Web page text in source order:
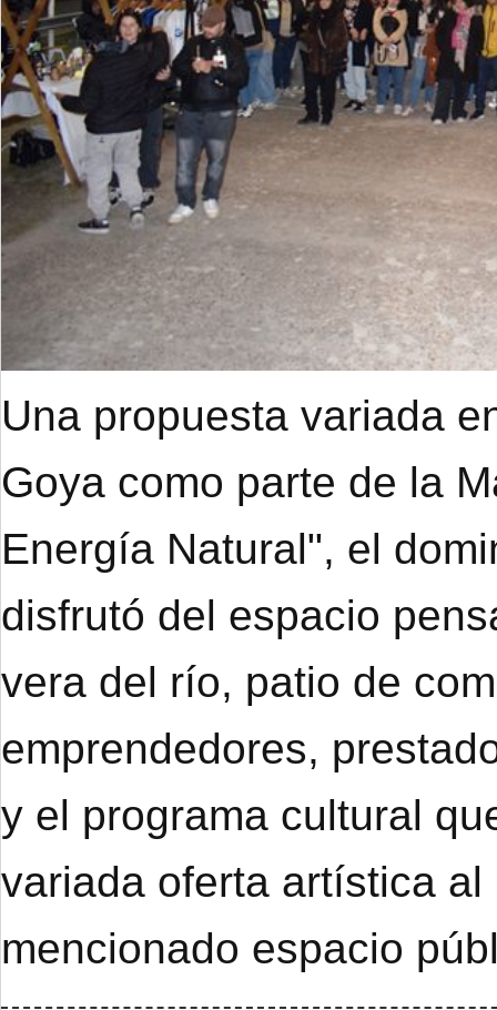
Una propuesta variada
Goya como parte de la
Energía Natural", el
disfrutó del espacio
vera del río, patio de
emprendedores,
y el programa cultural
variada oferta artística
mencionado espacio